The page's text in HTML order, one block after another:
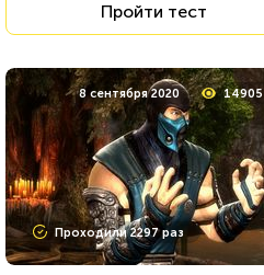
Пройти тест
8 сентября 2020 14905
Проходили 2297 раз